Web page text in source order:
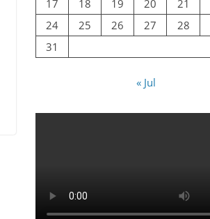
17
18 19 20 21
24
25 26 27 28
31
« Jul